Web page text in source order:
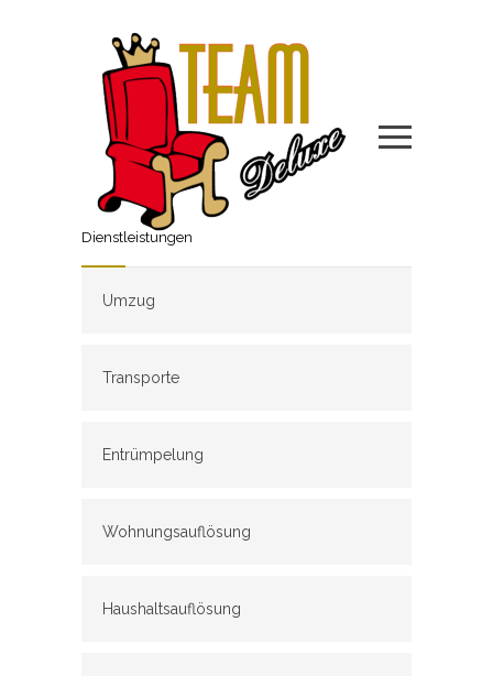
Dienstleistungen
Umzug
Transporte
Entrümpelung
Wohnungsauflösung
Haushaltsauflösung